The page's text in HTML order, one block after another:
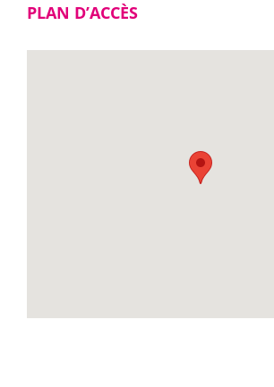
PLAN D’ACCÈS